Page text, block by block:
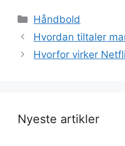
Kategorier
Håndbold
Hvordan tiltaler
Hvorfor virker
Nyeste artikler